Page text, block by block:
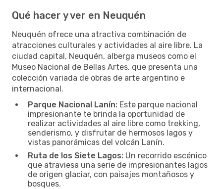
Qué hacer y ver en Neuquén
Neuquén ofrece una atractiva combinación de
atracciones culturales y actividades al aire libre. La
ciudad capital, Neuquén, alberga museos como el
Museo Nacional de Bellas Artes, que presenta una
colección variada de obras de arte argentino e
internacional.
Parque Nacional Lanín: Este parque nacional
impresionante te brinda la oportunidad de
realizar actividades al aire libre como trekking,
senderismo, y disfrutar de hermosos lagos y
vistas panorámicas del volcán Lanín.
Ruta de los Siete Lagos: Un recorrido escénico
que atraviesa una serie de impresionantes lagos
de origen glaciar, con paisajes montañosos y
bosques.